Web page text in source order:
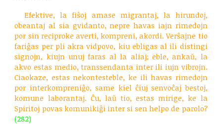
Efektive, la fiŝoj amase migrantaj, la hirundoj,
obeantaj al sia gvidanto, nepre havas iajn rimedojn
por sin reciproke averti, kompreni, akordi. Verŝajne tio
fariĝas per pli akra vidpovo, kiu ebligas al ili distingi
signojn, kiujn unuj faras al la aliaj; eble, ankaŭ, la
akvo estas medio, transsendanta inter ili iujn vibrojn.
Ciaokaze, estas nekontesteble, ke ili havas rimedojn
por interkompreniĝo, same kiel ĉiuj senvoĉaj bestoj,
komune laborantaj. Ĉu, laŭ tio, estas mirige, ke la
Spiritoj povas komunikiĝi inter si sen helpo de parolo?
(282)